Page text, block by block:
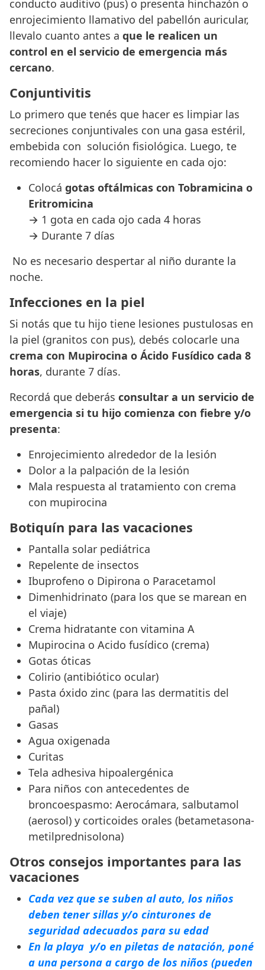
conducto auditivo (pus) o presenta hinchazón o
enrojecimiento llamativo del pabellón auricular,
llevalo cuanto antes a que le realicen un
control en el servicio de emergencia más
cercano.
Conjuntivitis
Lo primero que tenés que hacer es limpiar las
secreciones conjuntivales con una gasa estéril,
embebida con solución fisiológica. Luego, te
recomiendo hacer lo siguiente en cada ojo:
Colocá gotas oftálmicas con Tobramicina o
Eritromicina
→ 1 gota en cada ojo cada 4 horas
→ Durante 7 días
No es necesario despertar al niño durante la
noche.
Infecciones en la piel
Si notás que tu hijo tiene lesiones pustulosas en
la piel (granitos con pus), debés colocarle una
crema con Mupirocina o Ácido Fusídico cada 8
horas, durante 7 días.
Recordá que deberás consultar a un servicio de
emergencia si tu hijo comienza con fiebre y/o
presenta:
Enrojecimiento alrededor de la lesión
Dolor a la palpación de la lesión
Mala respuesta al tratamiento con crema
con mupirocina
Botiquín para las vacaciones
Pantalla solar pediátrica
Repelente de insectos
Ibuprofeno o Dipirona o Paracetamol
Dimenhidrinato (para los que se marean en
el viaje)
Crema hidratante con vitamina A
Mupirocina o Acido fusídico (crema)
Gotas óticas
Colirio (antibiótico ocular)
Pasta óxido zinc (para las dermatitis del
pañal)
Gasas
Agua oxigenada
Curitas
Tela adhesiva hipoalergénica
Para niños con antecedentes de
broncoespasmo: Aerocámara, salbutamol
(aerosol) y corticoides orales (betametasona-
metilprednisolona)
Otros consejos importantes para las
vacaciones
Cada vez que se suben al auto, los niños
deben tener sillas y/o cinturones de
seguridad adecuados para su edad
En la playa y/o en piletas de natación, poné
a una persona a cargo de los niños (pueden